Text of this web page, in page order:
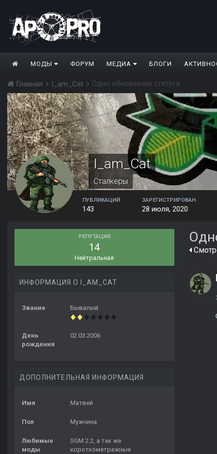
МОДЫ ФОРУМ МЕДИА БЛОГИ
Главная I_am_Cat Одно обновление статуса
I_am_Cat
Сталкеры
ПУБЛИКАЦИЙ
143
ЗАРЕГИСТРИРОВАН
28 июля, 2020
РЕПУТАЦИЯ
14
Нейтральная
ИНФОРМАЦИЯ О I_AM_CAT
Звание Бывалый
День
рождения
02.03.2006
ДОПОЛНИТЕЛЬНАЯ ИНФОРМАЦИЯ
Имя Матвей
Пол Мужчина
Любимые
моды
SGM 2.2, а так же
короткометражные